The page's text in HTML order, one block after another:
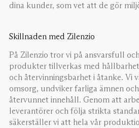
dina kunder, som vet att de gör
Skillnaden med Zilenzio
På Zilenzio tror vi på ansvarsfull
produkter tillverkas med
och återvinningsbarhet i åtanke. Vi
omsorg, undviker farliga ämnen
återvunnet innehåll. Genom att
leverantörer och följa strikta
säkerställer vi att hela vår